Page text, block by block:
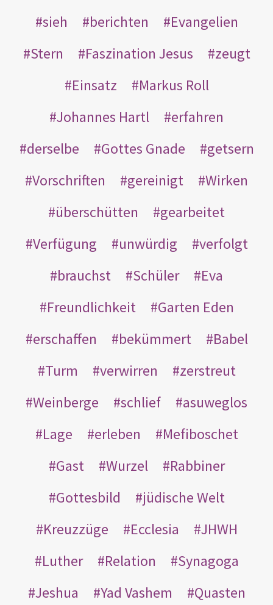
sieh
berichten
Evangelien
Stern
Faszination Jesus
zeugt
Einsatz
Markus Roll
Johannes Hartl
erfahren
derselbe
Gottes Gnade
getsern
Vorschriften
gereinigt
Wirken
überschütten
gearbeitet
Verfügung
unwürdig
verfolgt
brauchst
Schüler
Eva
Freundlichkeit
Garten Eden
erschaffen
bekümmert
Babel
Turm
verwirren
zerstreut
Weinberge
schlief
asuweglos
Lage
erleben
Mefiboschet
Gast
Wurzel
Rabbiner
Gottesbild
jüdische Welt
Kreuzzüge
Ecclesia
JHWH
Luther
Relation
Synagoga
Jeshua
Yad Vashem
Quasten